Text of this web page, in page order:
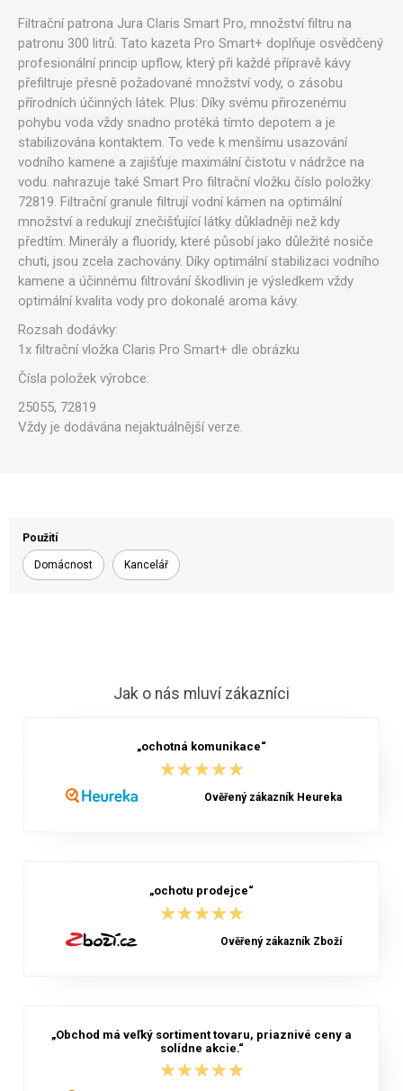
Použití
Domácnost Kancelář
Filtrační patrona Jura Claris Smart Pro, množství filtru na
patronu 300 litrů. Tato kazeta Pro Smart+ doplňuje osvědčený
profesionální princip upflow, který při každé přípravě kávy
přefiltruje přesně požadované množství vody, o zásobu
přírodních účinných látek. Plus: Díky svému přirozenému
pohybu voda vždy snadno protéká tímto depotem a je
stabilizována kontaktem. To vede k menšímu usazování
vodního kamene a zajišťuje maximální čistotu v nádržce na
vodu. nahrazuje také Smart Pro filtrační vložku číslo položky:
72819. Filtrační granule filtrují vodní kámen na optimální
množství a redukují znečišťující látky důkladněji než kdy
předtím. Minerály a fluoridy, které působí jako důležité nosiče
chuti, jsou zcela zachovány. Díky optimální stabilizaci vodního
kamene a účinnému filtrování škodlivin je výsledkem vždy
optimální kvalita vody pro dokonalé aroma kávy.
Rozsah dodávky:
1x filtrační vložka Claris Pro Smart+ dle obrázku
Čísla položek výrobce:
25055, 72819
Vždy je dodávána nejaktuálnější verze.
Jak o nás mluví zákazníci
„ochotná komunikace“
★★★★★
★★★★★
Ověřený zákazník Heureka
„ochotu prodejce“
★★★★★
★★★★★
Ověřený zákazník Zboží
„Obchod má veľký sortiment tovaru, priaznivé ceny a
solídne akcie.“
★★★★★
★★★★★